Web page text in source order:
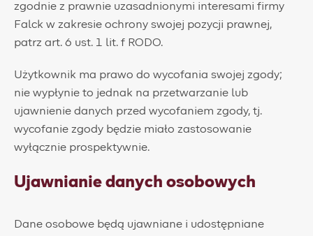
zgodnie z prawnie uzasadnionymi interesami firmy
Falck w zakresie ochrony swojej pozycji prawnej,
patrz art. 6 ust. 1 lit. f RODO.
Użytkownik ma prawo do wycofania swojej zgody;
nie wypłynie to jednak na przetwarzanie lub
ujawnienie danych przed wycofaniem zgody, tj.
wycofanie zgody będzie miało zastosowanie
wyłącznie prospektywnie.
Ujawnianie danych osobowych
Dane osobowe będą ujawniane i udostępniane